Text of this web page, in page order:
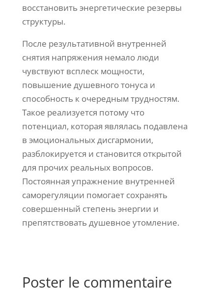
восстановить энергетические резервы
структуры.
После результативной внутренней
снятия напряжения немало люди
чувствуют всплеск мощности,
повышение душевного тонуса и
способность к очередным трудностям.
Такое реализуется потому что
потенциал, которая являлась подавлена
в эмоциональных дисгармонии,
разблокируется и становится открытой
для прочих реальных вопросов.
Постоянная упражнение внутренней
саморегуляции помогает сохранять
совершенный степень энергии и
препятствовать душевное утомление.
Poster le commentaire